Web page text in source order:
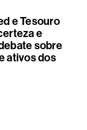
e Tesouro
e
sobre
ativos dos